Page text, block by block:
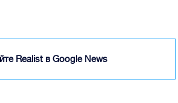
Realist в Google News